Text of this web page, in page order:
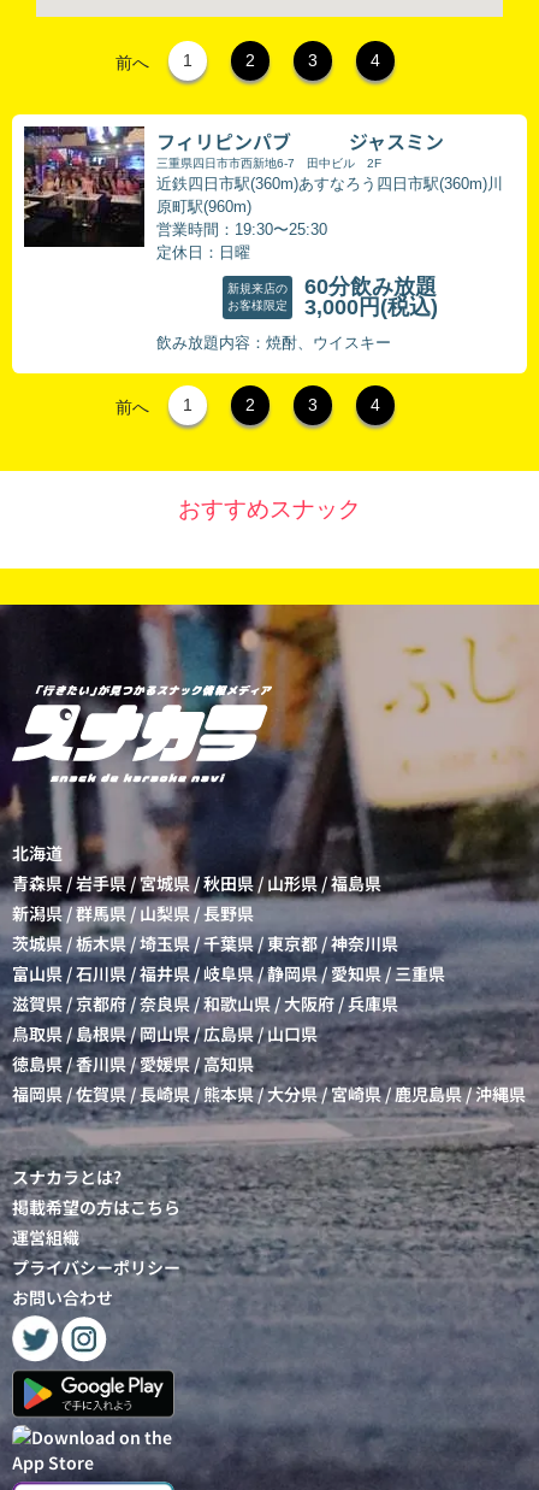
前へ 1 2 3 4
フィリピンパブ ジャスミン
三重県四日市市西新地6-7 田中ビル 2F
近鉄四日市駅(360m)あすなろう四日市駅(360m)川
原町駅(960m)
営業時間：19:30〜25:30
定休日：日曜
新規来店の
お客様限定
60分飲み放題
3,000円 (税込)
飲み放題内容：焼酎、ウイスキー
前へ 1 2 3 4
おすすめスナック
北海道
青森県/岩手県/宮城県/秋田県 / 山形県/福島県
新潟県/群馬県 / 山梨県 /長野県
茨城県 /栃木県/埼玉県/千葉県/東京都 /神奈川県
富山県 /石川県 /福井県/岐阜県/静岡県/愛知県/三重県
滋賀県/京都府/奈良県 /和歌山県/大阪府 /兵庫県
鳥取県 / 島根県/岡山県/広島県/山口県
徳島県/香川県/愛媛県 /高知県
福岡県 /佐賀県 /長崎県/熊本県/大分県/宮崎県/鹿児島県/沖縄県
スナカラとは?
掲載希望の方はこちら
運営組織
プライバシーポリシー
お問い合わせ